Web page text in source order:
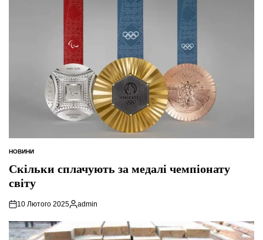
ОПУБЛІКУВАТИ
НОВИНИ
Скільки сплачують за медалі чемпіонату
світу
10 Лютого 2025
Опубліковано
admin